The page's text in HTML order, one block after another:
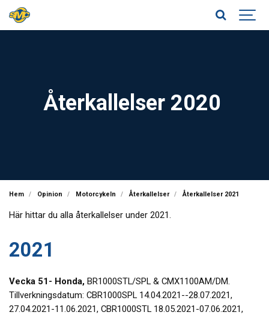
Återkallelser 2020
Hem Opinion Motorcykeln Återkallelser Återkallelser 2021
Här hittar du alla återkallelser under 2021.
2021
Vecka 51- Honda, BR1000STL/SPL & CMX1100AM/DM.
Tillverkningsdatum: CBR1000SPL 14.04.2021--28.07.2021,
27.04.2021-11.06.2021, CBR1000STL 18.05.2021-07.06.2021,